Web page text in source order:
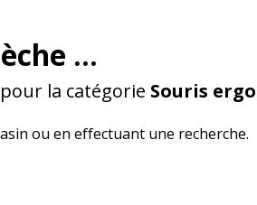
...
la catégorie Souris
ou en effectuant une recherche.